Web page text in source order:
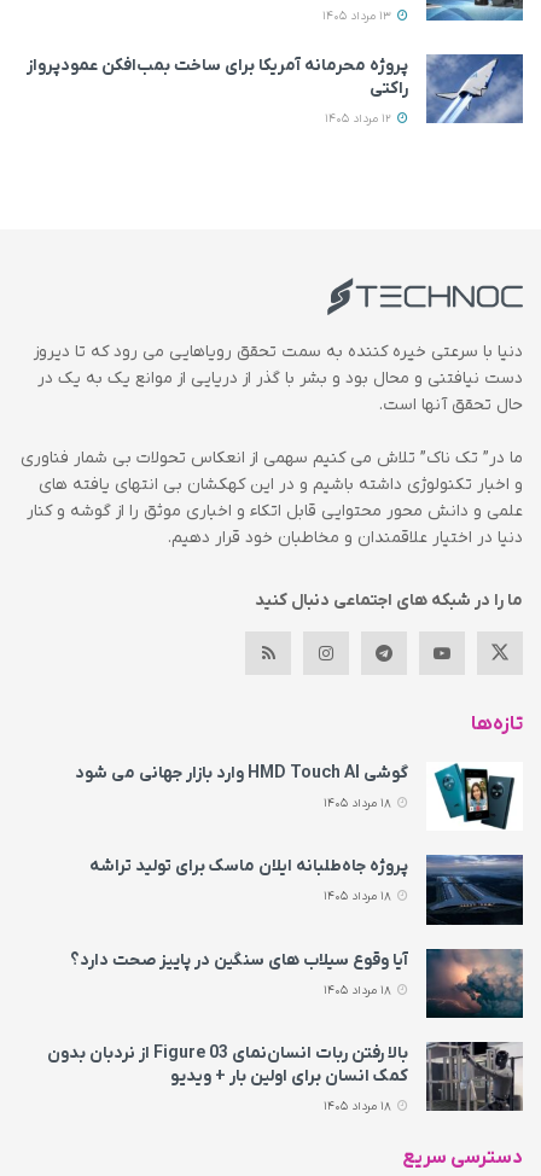
پروژه محرمانه آمریکا برای ساخت بمب‌افکن عمودپرواز
راکتی
دنیا با سرعتی خیره کننده به سمت تحقق رویاهایی می رود که تا دیروز
دست نیافتنی و محال بود و بشر با گذر از دریایی از موانع یک به یک در
حال تحقق آنها است.
ما در” تک ناک” تلاش می کنیم سهمی از انعکاس تحولات بی شمار فناوری
و اخبار تکنولوژی داشته باشیم و در این کهکشان بی انتهای یافته های
علمی و دانش محور محتوایی قابل اتکاء و اخباری موثق را از گوشه و کنار
دنیا در اختیار علاقمندان و مخاطبان خود قرار دهیم.
ما را در شبکه های اجتماعی دنبال کنید
تازه‌ها
گوشی HMD Touch AI وارد بازار جهانی می‌ شود
پروژه جاه‌طلبانه ایلان ماسک برای تولید تراشه
آیا وقوع سیلاب های سنگین در پاییز صحت دارد؟
بالا رفتن ربات انسان‌نمای Figure 03 از نردبان بدون
کمک انسان برای اولین بار + ویدیو
دسترسی سریع